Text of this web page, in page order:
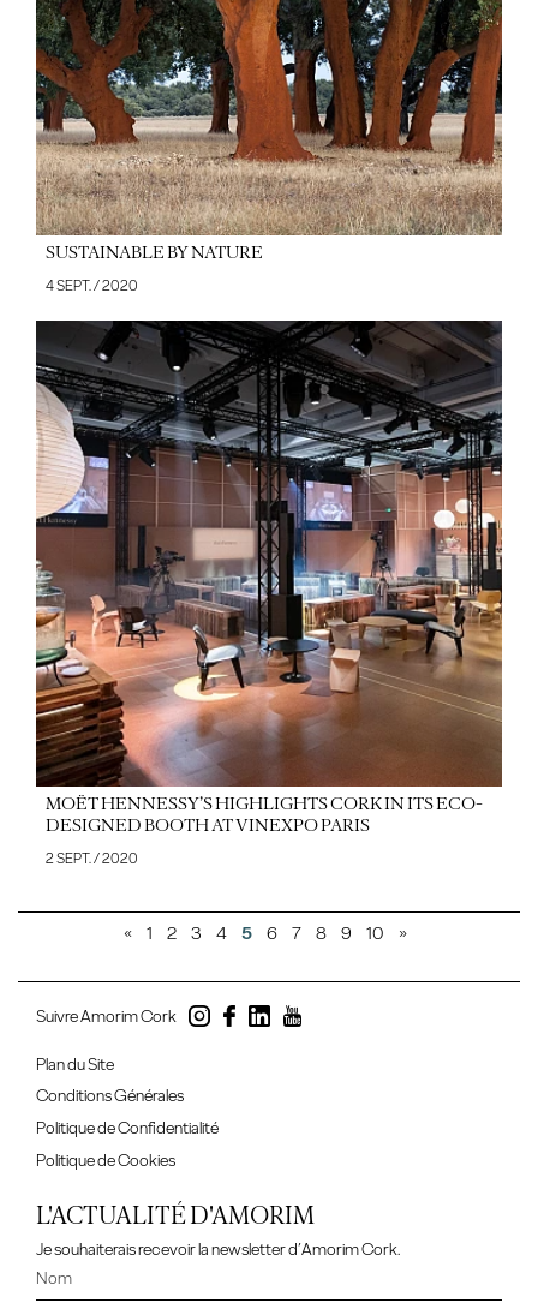
SUSTAINABLE BY NATURE
4 SEPT. / 2020
MOËT HENNESSY’S HIGHLIGHTS CORK IN ITS ECO-
DESIGNED BOOTH AT VINEXPO PARIS
2 SEPT. / 2020
« 1 2 3 4 5 6 7 8 9 10 »
Suivre Amorim Cork
Plan du Site
Conditions Générales
Politique de Confidentialité
Politique de Cookies
L'ACTUALITÉ D'AMORIM
Je souhaiterais recevoir la newsletter d’Amorim Cork.